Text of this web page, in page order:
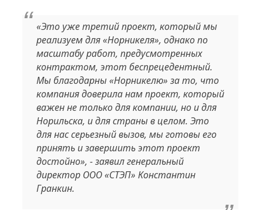
«Это уже третий проект, который мы
реализуем для «Норникеля», однако по
масштабу работ, предусмотренных
контрактом, этот беспрецедентный.
Мы благодарны «Норникелю» за то, что
компания доверила нам проект, который
важен не только для компании, но и для
Норильска, и для страны в целом. Это
для нас серьезный вызов, мы готовы его
принять и завершить этот проект
достойно», - заявил генеральный
директор ООО «СТЭП» Константин
Гранкин.